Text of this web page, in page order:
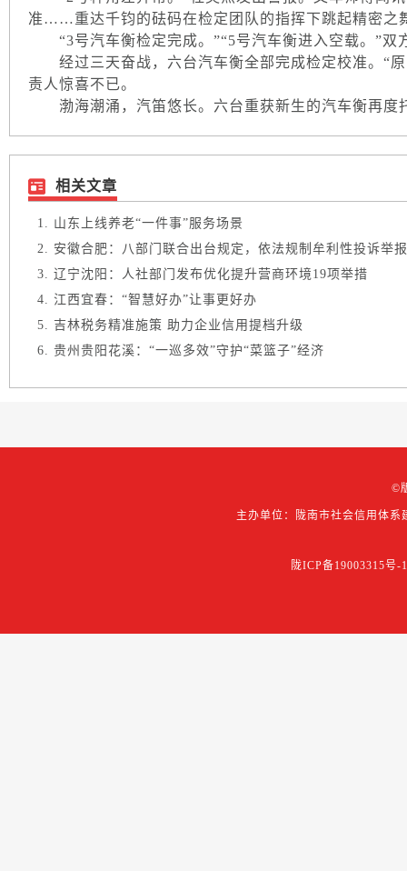
准……重达千钧的砝码在检定团队的指挥下跳起精密之
“3号汽车衡检定完成。”“5号汽车衡进入空载。”双
经过三天奋战，六台汽车衡全部完成检定校准。“原
责人惊喜不已。
渤海潮涌，汽笛悠长。六台重获新生的汽车衡再度
相关文章
山东上线养老“一件事”服务场景
安徽合肥：八部门联合出台规定，依法规制牟利性投诉举
辽宁沈阳：人社部门发布优化提升营商环境19项举措
江西宜春：“智慧好办”让事更好办
吉林税务精准施策 助力企业信用提档升级
贵州贵阳花溪：“一巡多效”守护“菜篮子”经济
©
主办单位：陇南市社会信用体系
陇ICP备19003315号-1